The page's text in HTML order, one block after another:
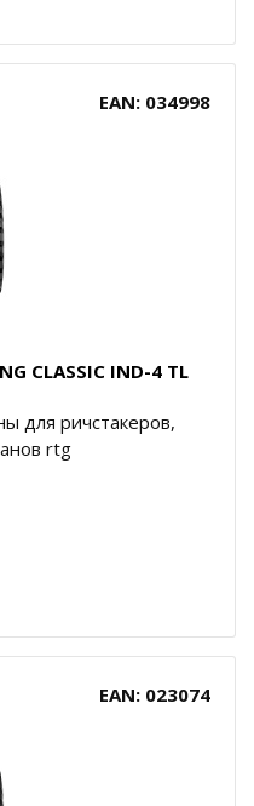
EAN: 034998
CLASSIC IND-4 TL
для ричстакеров,
rtg
EAN: 023074